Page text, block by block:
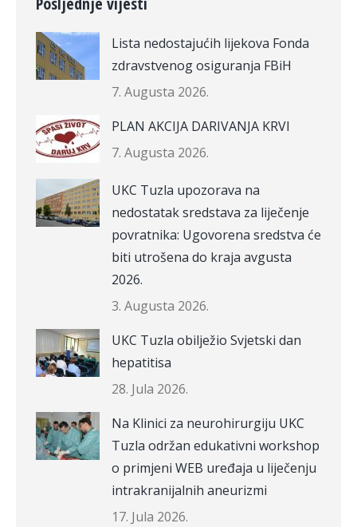
Lista nedostajućih lijekova Fonda
zdravstvenog osiguranja FBiH
7. Augusta 2026.
PLAN AKCIJA DARIVANJA KRVI
7. Augusta 2026.
UKC Tuzla upozorava na
nedostatak sredstava za liječenje
povratnika: Ugovorena sredstva će
biti utrošena do kraja avgusta
2026.
3. Augusta 2026.
UKC Tuzla obilježio Svjetski dan
hepatitisa
28. Jula 2026.
Na Klinici za neurohirurgiju UKC
Tuzla održan edukativni workshop
o primjeni WEB uređaja u liječenju
intrakranijalnih aneurizmi
17. Jula 2026.